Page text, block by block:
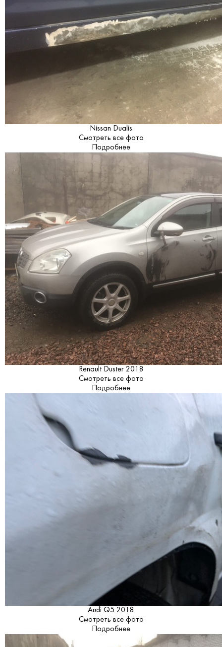
Nissan Dualis
Смотреть все фото
Подробнее
Renault Duster 2018
Смотреть все фото
Подробнее
Audi Q5 2018
Смотреть все фото
Подробнее